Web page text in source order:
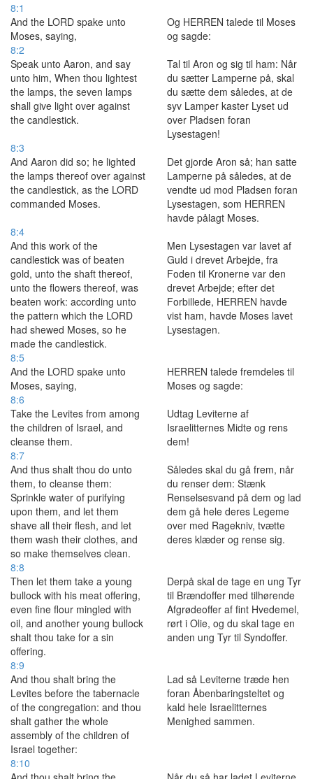
8:1
And the LORD spake unto
Moses, saying,
Og HERREN talede til Moses
og sagde:
8:2
Speak unto Aaron, and say
unto him, When thou lightest
the lamps, the seven lamps
shall give light over against
the candlestick.
Tal til Aron og sig til ham: Når
du sætter Lamperne på, skal
du sætte dem således, at de
syv Lamper kaster Lyset ud
over Pladsen foran
Lysestagen!
8:3
And Aaron did so; he lighted
the lamps thereof over against
the candlestick, as the LORD
commanded Moses.
Det gjorde Aron så; han satte
Lamperne på således, at de
vendte ud mod Pladsen foran
Lysestagen, som HERREN
havde pålagt Moses.
8:4
And this work of the
candlestick was of beaten
gold, unto the shaft thereof,
unto the flowers thereof, was
beaten work: according unto
the pattern which the LORD
had shewed Moses, so he
made the candlestick.
Men Lysestagen var lavet af
Guld i drevet Arbejde, fra
Foden til Kronerne var den
drevet Arbejde; efter det
Forbillede, HERREN havde
vist ham, havde Moses lavet
Lysestagen.
8:5
And the LORD spake unto
Moses, saying,
HERREN talede fremdeles til
Moses og sagde:
8:6
Take the Levites from among
the children of Israel, and
cleanse them.
Udtag Leviterne af
Israelitternes Midte og rens
dem!
8:7
And thus shalt thou do unto
them, to cleanse them:
Sprinkle water of purifying
upon them, and let them
shave all their flesh, and let
them wash their clothes, and
so make themselves clean.
Således skal du gå frem, når
du renser dem: Stænk
Renselsesvand på dem og lad
dem gå hele deres Legeme
over med Ragekniv, tvætte
deres klæder og rense sig.
8:8
Then let them take a young
bullock with his meat offering,
even fine flour mingled with
oil, and another young bullock
shalt thou take for a sin
offering.
Derpå skal de tage en ung Tyr
til Brændoffer med tilhørende
Afgrødeoffer af fint Hvedemel,
rørt i Olie, og du skal tage en
anden ung Tyr til Syndoffer.
8:9
And thou shalt bring the
Levites before the tabernacle
of the congregation: and thou
shalt gather the whole
assembly of the children of
Israel together:
Lad så Leviterne træde hen
foran Åbenbaringsteltet og
kald hele Israelitternes
Menighed sammen.
8:10